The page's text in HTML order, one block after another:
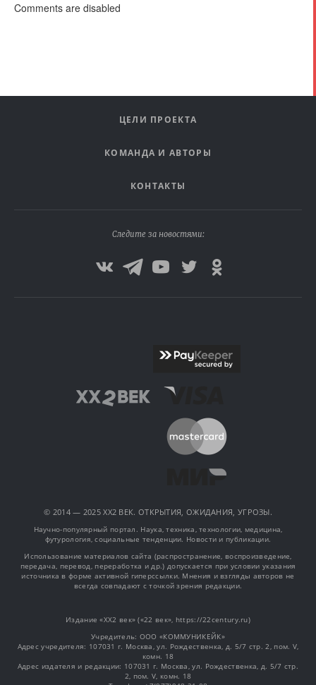
Comments are disabled
ЦЕЛИ ПРОЕКТА
КОМАНДА И АВТОРЫ
КОНТАКТЫ
Следите за новостями:
© 2014 — 2025 XX2 ВЕК. ОТКРЫТИЯ, ОЖИДАНИЯ, УГРОЗЫ.
Научно-популярный портал. Наука, техника, технологии, медицина,
футурология, социальные тенденции. Новости и публикации.
Использование материалов сайта (распространение, воспроизведение,
передача, перевод, переработка и др.) допускается при условии указания
источника в форме активной гиперссылки. Мнения и взгляды авторов не
всегда совпадают с точкой зрения редакции.
Издание «XX2 век» («22 век», https://22century.ru)
Учредитель: OOO «КОММУНИКЕЙК»
Адрес учредителя: 107031 г. Москва, ул. Рождественка, д. 5/7 стр. 2, пом. V,
комн. 18
Адрес издателя и редакции: 107031 г. Москва, ул. Рождественка, д. 5/7 стр.
2, пом. V, комн. 18